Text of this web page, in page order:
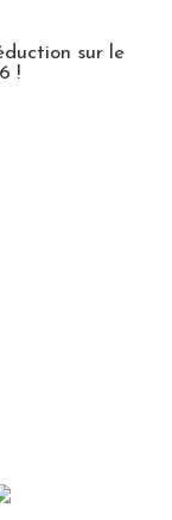
sur le
!